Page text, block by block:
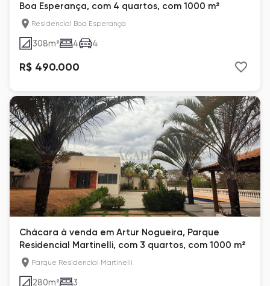
Boa Esperança, com 4 quartos, com 1000 m²
Residencial Boa Esperança
308m² 4 4
R$ 490.000
Chácara à venda em Artur Nogueira, Parque
Residencial Martinelli, com 3 quartos, com 1000 m²
Parque Residencial Martinelli
280m² 3